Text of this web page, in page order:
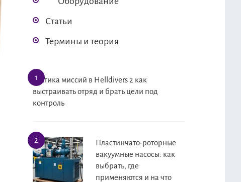
Статьи
Термины и теория
Тактика миссий в Helldivers 2 как
выстраивать отряд и брать цели под
контроль
Пластинчато-роторные
вакуумные насосы: как
выбрать, где
применяются и на что